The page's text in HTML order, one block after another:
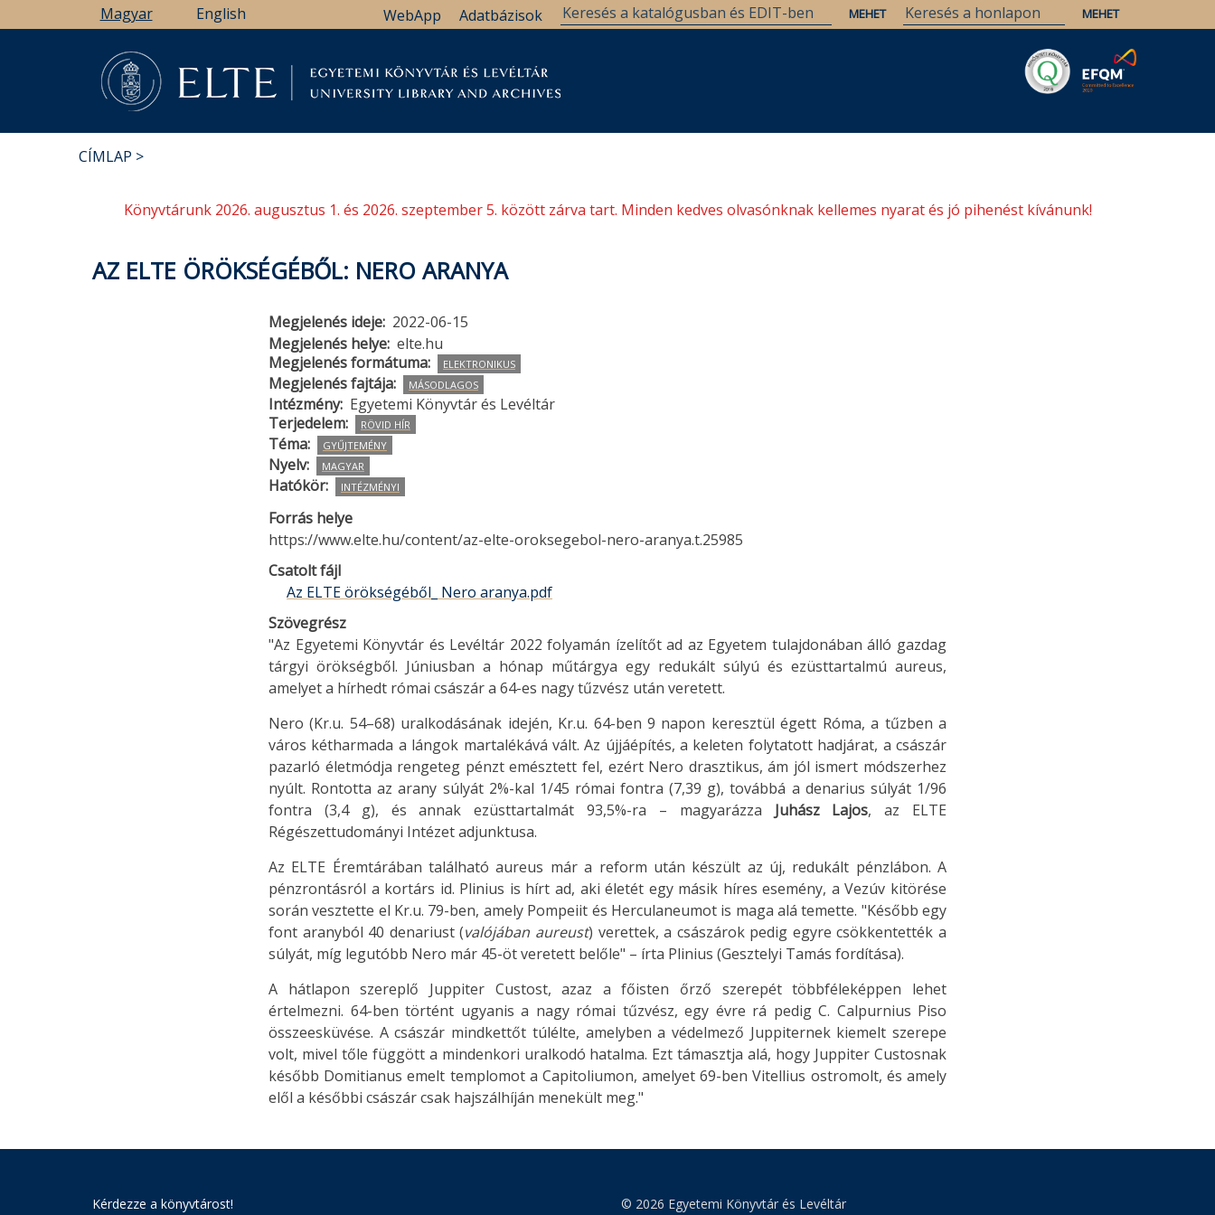
a
Magyar English Adatbázisok
WebApp
CÍMLAP
Könyvtárunk 2026. augusztus 1. és 2026. szeptember 5. között zárva tart. Minden kedves olvasónknak kellemes nyarat és jó pihenést kívánunk!
AZ ELTE ÖRÖKSÉGÉBŐL: NERO ARANYA
Megjelenés ideje 2022-06-15
Megjelenés helye elte.hu
Megjelenés formátuma
ELEKTRONIKUS
Megjelenés fajtája MÁSODLAGOS
Intézmény Egyetemi Könyvtár és Levéltár
Terjedelem
RÖVID HÍR
Téma GYŰJTEMÉNY
Nyelv MAGYAR
Hatókör INTÉZMÉNYI
Forrás helye
https://www.elte.hu/content/az-elte-oroksegebol-nero-aranya.t.25985
Csatolt fájl
Az ELTE örökségéből_ Nero aranya.pdf
Szövegrész
"Az Egyetemi Könyvtár és Levéltár 2022 folyamán ízelítőt ad az Egyetem tulajdonában álló gazdag
tárgyi örökségből. Júniusban a hónap műtárgya egy redukált súlyú és ezüsttartalmú aureus,
amelyet a hírhedt római császár a 64-es nagy tűzvész után veretett.
Nero (Kr.u. 54–68) uralkodásának idején, Kr.u. 64-ben 9 napon keresztül égett Róma, a tűzben a
város kétharmada a lángok martalékává vált. Az újjáépítés, a keleten folytatott hadjárat, a császár
pazarló életmódja rengeteg pénzt emésztett fel, ezért Nero drasztikus, ám jól ismert módszerhez
nyúlt. Rontotta az arany súlyát 2%-kal 1/45 római fontra (7,39 g), továbbá a denarius súlyát 1/96
fontra (3,4 g), és annak ezüsttartalmát 93,5%-ra – magyarázza Juhász Lajos, az ELTE
Régészettudományi Intézet adjunktusa.
Az ELTE Éremtárában található aureus már a reform után készült az új, redukált pénzlábon. A
pénzrontásról a kortárs id. Plinius is hírt ad, aki életét egy másik híres esemény, a Vezúv kitörése
során vesztette el Kr.u. 79-ben, amely Pompeiit és Herculaneumot is maga alá temette. "Később egy
font aranyból 40 denariust (valójában aureust) verettek, a császárok pedig egyre csökkentették a
súlyát, míg legutóbb Nero már 45-öt veretett belőle" – írta Plinius (Gesztelyi Tamás fordítása).
A hátlapon szereplő Juppiter Custost, azaz a főisten őrző szerepét többféleképpen lehet
értelmezni. 64-ben történt ugyanis a nagy római tűzvész, egy évre rá pedig C. Calpurnius Piso
összeesküvése. A császár mindkettőt túlélte, amelyben a védelmező Juppiternek kiemelt szerepe
volt, mivel tőle függött a mindenkori uralkodó hatalma. Ezt támasztja alá, hogy Juppiter Custosnak
később Domitianus emelt templomot a Capitoliumon, amelyet 69-ben Vitellius ostromolt, és amely
elől a későbbi császár csak hajszálhíján menekült meg."
Kérdezze a könyvtárost! © 2026 Egyetemi Könyvtár és Levéltár